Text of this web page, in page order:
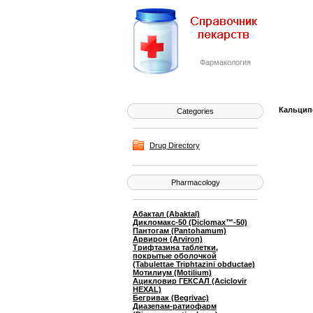
Фармакология
Categories
Drug Directory
Pharmacology
Абактал (Abaktal)
Дикломакс-50 (Diclomax™-50)
Пантогам (Pantohamum)
Арвирон (Arviron)
Трифтазина таблетки,
покрытые оболочкой
(Tabulettae Triphtazini obductae)
Мотилиум (Motilium)
Ацикловир ГЕКСАЛ (Aciclovir
HEXAL)
Бегривак (Begrivac)
Диазепам-ратиофарм